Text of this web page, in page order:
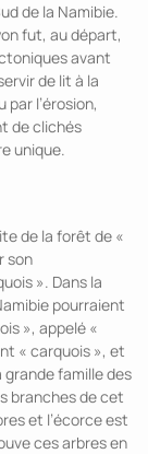
de la Namibie.
fut, au départ,
avant
de lit à la
par l’érosion,
de clichés
unique.
de la forêt de «
son
». Dans la
pourraient
», appelé «
« carquois », et
famille des
branches de cet
et l’écorce est
ces arbres en